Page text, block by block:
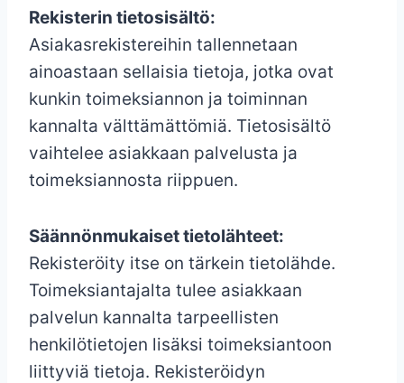
Rekisterin tietosisältö:
Asiakasrekistereihin tallennetaan
ainoastaan sellaisia tietoja, jotka ovat
kunkin toimeksiannon ja toiminnan
kannalta välttämättömiä. Tietosisältö
vaihtelee asiakkaan palvelusta ja
toimeksiannosta riippuen.
Säännönmukaiset tietolähteet:
Rekisteröity itse on tärkein tietolähde.
Toimeksiantajalta tulee asiakkaan
palvelun kannalta tarpeellisten
henkilötietojen lisäksi toimeksiantoon
liittyviä tietoja. Rekisteröidyn